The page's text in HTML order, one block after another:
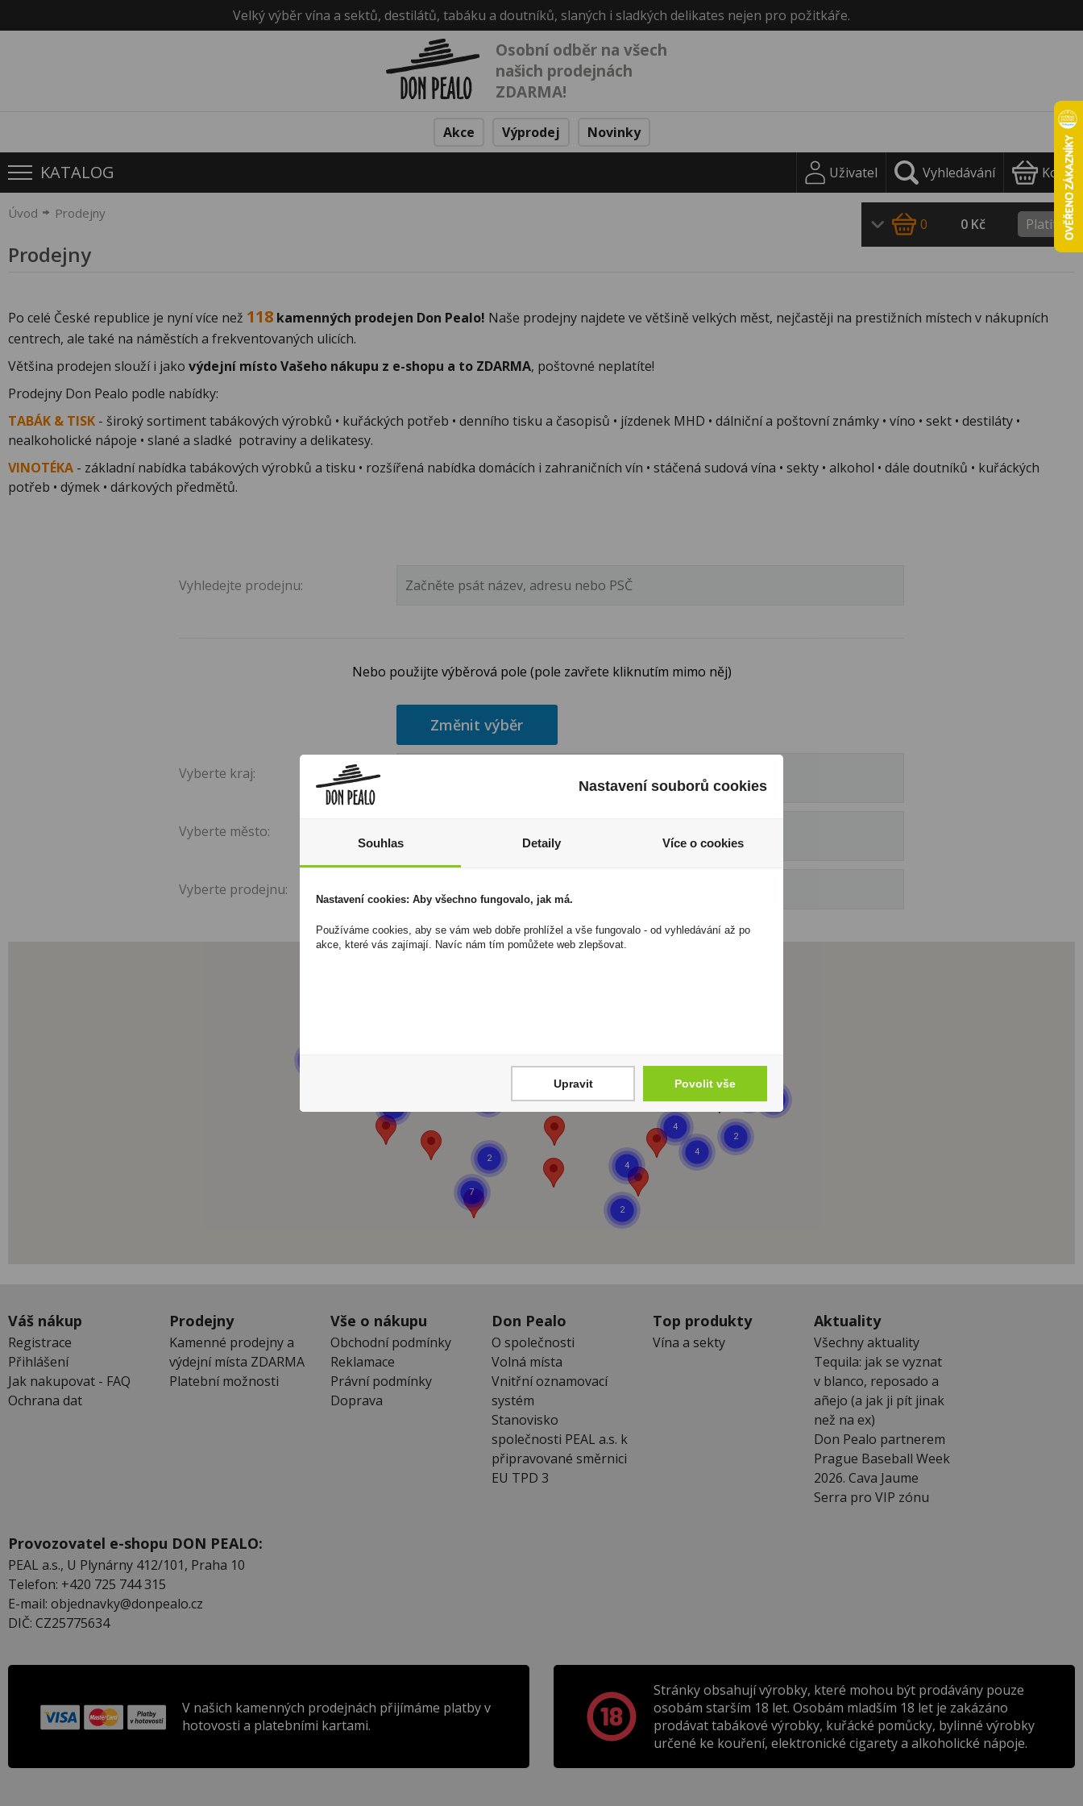
Velký výběr vína a sektů, destilátů, tabáku a doutníků, slaných i sladkých delikates nejen pro požitkáře.
Osobní odběr na všech
našich prodejnách
ZDARMA!
Akce Výprodej Novinky
KATALOG Uživatel Vyhledávání Košík
Úvod Prodejny
Prodejny
Po celé České republice je nyní více než 118 kamenných prodejen Don Pealo! Naše prodejny najdete ve většině velkých měst, nejčastěji na prestižních místech v nákupních
centrech, ale také na náměstích a frekventovaných ulicích.
Většina prodejen slouží i jako výdejní místo Vašeho nákupu z e-shopu a to ZDARMA, poštovné neplatíte!
Prodejny Don Pealo podle nabídky:
TABÁK & TISK - široký sortiment tabákových výrobků • kuřáckých potřeb • denního tisku a časopisů • jízdenek MHD • dálniční a poštovní známky • víno • sekt • destiláty •
nealkoholické nápoje • slané a sladké potraviny a delikatesy.
VINOTÉKA - základní nabídka tabákových výrobků a tisku • rozšířená nabídka domácích i zahraničních vín • stáčená sudová vína • sekty • alkohol • dále doutníků • kuřáckých
potřeb • dýmek • dárkových předmětů.
Vyhledejte prodejnu:
Nebo použijte výběrová pole (pole zavřete kliknutím mimo něj)
Změnit výběr
Vyberte kraj:
Vyberte město:
Vyberte prodejnu:
0 0 Kč Platit
Váš nákup
Registrace
Přihlášení
Jak nakupovat - FAQ
Ochrana dat
Prodejny
Kamenné prodejny a
výdejní místa ZDARMA
Platební možnosti
Vše o nákupu
Obchodní podmínky
Reklamace
Právní podmínky
Doprava
Don Pealo
O společnosti
Volná místa
Vnitřní oznamovací
systém
Stanovisko
společnosti PEAL a.s. k
připravované směrnici
EU TPD 3
Top produkty
Vína a sekty
Aktuality
Všechny aktuality
Tequila: jak se vyznat
v blanco, reposado a
añejo (a jak ji pít jinak
než na ex)
Don Pealo partnerem
Prague Baseball Week
2026. Cava Jaume
Serra pro VIP zónu
Provozovatel e-shopu DON PEALO:
PEAL a.s., U Plynárny 412/101, Praha 10
Telefon: +420 725 744 315
E-mail: objednavky@donpealo.cz
DIČ: CZ25775634
V našich kamenných prodejnách přijímáme platby v
hotovosti a platebními kartami.
Stránky obsahují výrobky, které mohou být prodávány pouze
osobám starším 18 let. Osobám mladším 18 let je zakázáno
prodávat tabákové výrobky, kuřácké pomůcky, bylinné výrobky
určené ke kouření, elektronické cigarety a alkoholické nápoje.
Nastavení souborů cookies
Souhlas Detaily Více o cookies
Nastavení cookies: Aby všechno fungovalo, jak má.
Používáme cookies, aby se vám web dobře prohlížel a vše fungovalo - od vyhledávání až po
akce, které vás zajímají. Navíc nám tím pomůžete web zlepšovat.
Upravit Povolit vše